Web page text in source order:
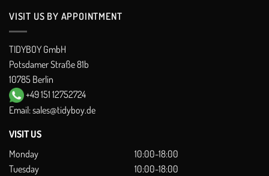
VISIT US BY APPOINTMENT
TIDYBOY GmbH
Potsdamer Straße 81b
10785 Berlin
+49 151 12752724
Email:sales@tidyboy.de
VISIT US
Monday
10:00-18:00
Tuesday
10:00-18:00